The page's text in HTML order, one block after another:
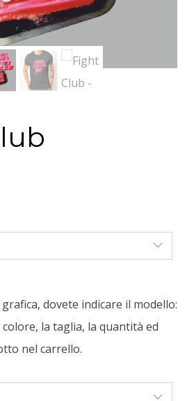
dovete indicare il modello:
la taglia, la quantità ed
nel carrello.